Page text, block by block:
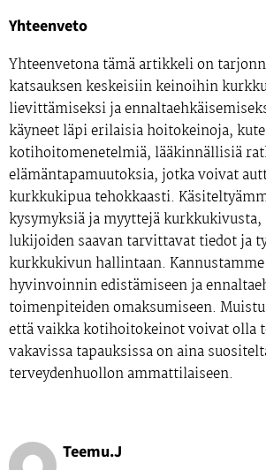
Yhteenveto
Yhteenvetona tämä artikkeli on
katsauksen keskeisiin keinoihin
lievittämiseksi ja
käyneet läpi erilaisia hoitokeinoja,
kotihoitomenetelmiä, lääkinnällisiä
elämäntapamuutoksia, jotka voivat
kurkkukipua tehokkaasti.
kysymyksiä ja myyttejä
lukijoiden saavan tarvittavat tiedot ja
kurkkukivun hallintaan.
hyvinvoinnin edistämiseen ja
toimenpiteiden omaksumiseen.
että vaikka kotihoitokeinot voivat olla
vakavissa tapauksissa on aina
terveydenhuollon ammattilaiseen.
Teemu.J